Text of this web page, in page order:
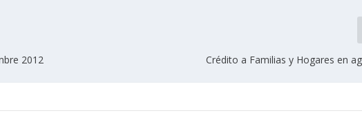
2012 Crédito a Familias y Hogares en